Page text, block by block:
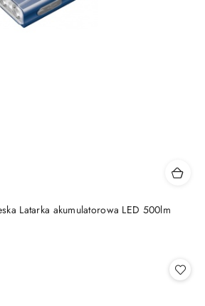
Latarka akumulatorowa LED 500lm